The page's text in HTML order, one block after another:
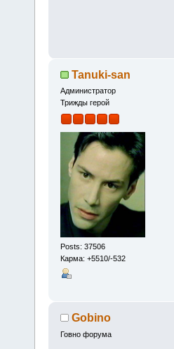
Tanuki-san
Администратор
Трижды герой
Posts: 37506
Карма: +5510/-532
Gobino
Говно форума